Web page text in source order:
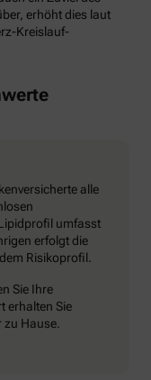
erhöht dies laut
Kreislauf-
alle
umfasst
erfolgt die
Risikoprofil.
Sie Ihre
erhalten Sie
Hause.